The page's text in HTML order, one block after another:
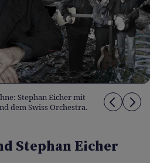
Stephan Eicher mit
dem Swiss Orchestra.
Stephan Eicher